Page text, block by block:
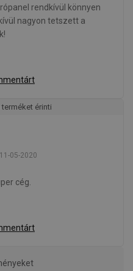
rendkívül könnyen
nagyon tetszett a
érinti
11-05-2020
cég.